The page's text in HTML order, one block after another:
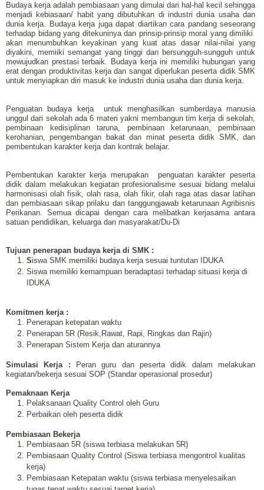
Budaya kerja adalah pembiasaan yang dimulai dari hal-hal kecil sehingga
menjadi kebiasaan/ habit yang dibutuhkan di industri dunia usaha dan
dunia kerja. Budaya kerja juga dapat diartikan cara pandang seseorang
terhadap bidang yang ditekuninya dan prinsip-prinsip moral yang dimiliki
akan menumbuhkan keyakinan yang kuat atas dasar nilai-nilai yang
diyakini, memiiki semangat yang tinggi dan bersungguh-sungguh untuk
mewujudkan prestasi terbaik. Budaya kerja ini memiliki hubungan yang
erat dengan produktivitas kerja dan sangat diperlukan peserta didik SMK
untuk menyiapkan diri masuk ke industri dunia usaha dan dunia kerja.
Penguatan budaya kerja
untuk menghasilkan sumberdaya manusia
unggul dari sekolah ada 6 materi yakni membangun tim kerja di sekolah,
pembinaan kedisiplinan taruna, pembinaan ketarunaan, pembinaan
kerohanian, pengembangan bakat dan minat peserta didik SMK, dan
pembentukan karakter kerja dan kontrak belajar.
Pembentukan karakter kerja merupakan
penguatan karakter peserta
didik dalam melakukan kegiatan profesionalisme sesuai bidang melalui
harmonisasi olah fisik, olah rasa, olah fikir, olah raga atas dasar latihan
dan pembiasaan sikap prilaku dan tanggungjawab ketarunaan Agribisnis
Perikanan. Semua dicapai dengan cara melibatkan kerjasama antara
satuan pendidikan, keluarga dan masyarakat/Du-Di
Tujuan penerapan budaya kerja di SMK :
Siswa SMK memiliki budaya kerja sesuai tuntutan IDUKA
Siswa memiliki kemampuan beradaptasi terhadap situasi kerja di
IDUKA
Komitmen kerja :
Penerapan ketepatan waktu
Penerapan 5R (Resik,Rawat, Rapi, Ringkas dan Rajin)
Penerapan Sistem Kerja dan aturannya
Simulasi Kerja :
Peran guru dan peserta didik dalam melakukan
kegiatan/bekerja sesuai SOP (Standar operasional prosedur)
Pemaknaan Kerja
Pelaksanaan Quality Control oleh Guru
Perbaikan oleh peserta didik
Pembiasaan Bekerja
Pembiasaan 5R (siswa terbiasa melakukan 5R)
Pembiasaan Quality Control (Siswa terbiasa mengontrol kualitas
kerja)
Pembiasaan Ketepatan waktu (siswa terbiasa menyelesaikan